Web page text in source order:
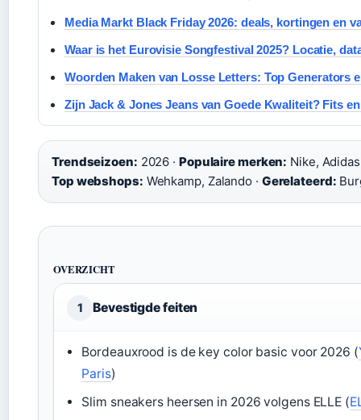
Media Markt Black Friday 2026: deals, kortingen en
Waar is het Eurovisie Songfestival 2025? Locatie,
Woorden Maken van Losse Letters: Top Generators
Zijn Jack & Jones Jeans van Goede Kwaliteit? Fits
Trendseizoen: 2026 · Populaire merken: Nike,
Top webshops: Wehkamp, Zalando · Gerelateerd:
OVERZICHT
1 Bevestigde feiten
Bordeauxrood is de key color basic voor 2026 (
Paris)
Slim sneakers heersen in 2026 volgens ELLE (